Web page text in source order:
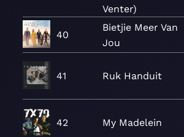
Venter)
40
Bietjie Meer Van
Jou
41 Ruk Handuit
42 My Madelein